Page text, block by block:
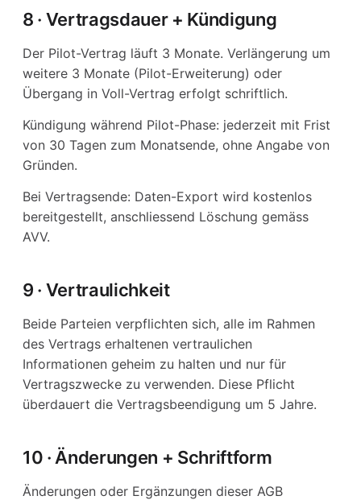
8 · Vertragsdauer + Kündigung
Der Pilot-Vertrag läuft 3 Monate. Verlängerung um
weitere 3 Monate (Pilot-Erweiterung) oder
Übergang in Voll-Vertrag erfolgt schriftlich.
Kündigung während Pilot-Phase: jederzeit mit Frist
von 30 Tagen zum Monatsende, ohne Angabe von
Gründen.
Bei Vertragsende: Daten-Export wird kostenlos
bereitgestellt, anschliessend Löschung gemäss
AVV.
9 · Vertraulichkeit
Beide Parteien verpflichten sich, alle im Rahmen
des Vertrags erhaltenen vertraulichen
Informationen geheim zu halten und nur für
Vertragszwecke zu verwenden. Diese Pflicht
überdauert die Vertragsbeendigung um 5 Jahre.
10 · Änderungen + Schriftform
Änderungen oder Ergänzungen dieser AGB